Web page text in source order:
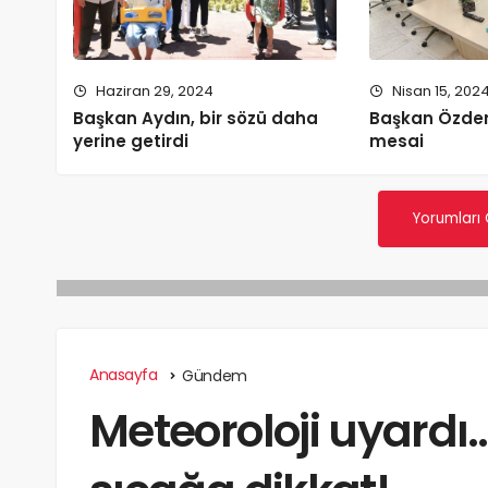
Haziran 29, 2024
Başkan Aydın, bir sözü daha
yerine getirdi
Nisan 15,
Başkan
mesai
Anasayfa Gündem
Meteoroloji